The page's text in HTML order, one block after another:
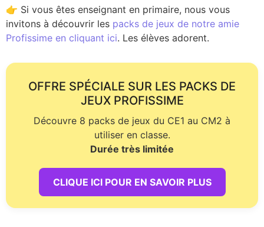
👉 Si vous êtes enseignant en primaire, nous vous
invitons à découvrir les packs de jeux de notre amie
Profissime en cliquant ici. Les élèves adorent.
OFFRE SPÉCIALE SUR LES PACKS DE
JEUX PROFISSIME
Découvre 8 packs de jeux du CE1 au CM2 à
utiliser en classe.
Durée très limitée
CLIQUE ICI POUR EN SAVOIR PLUS